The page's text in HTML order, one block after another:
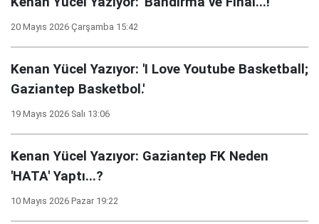
20 Mayıs 2026 Çarşamba 15:42
Kenan Yücel Yazıyor: 'I Love Youtube Basketball;
Gaziantep Basketbol.'
19 Mayıs 2026 Salı 13:06
Kenan Yücel Yazıyor: Gaziantep FK Neden
'HATA' Yaptı...?
10 Mayıs 2026 Pazar 19:22